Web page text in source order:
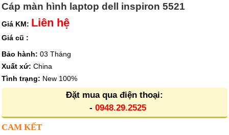
Cáp màn hình laptop dell inspiron 5521
Giá KM: Liên hệ
Giá cũ :
Bảo hành: 03 Tháng
Xuất xứ: China
Tình trạng: New 100%
Đặt mua qua điện thoại:
- 0948.29.2525
CAM KẾT